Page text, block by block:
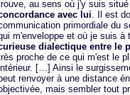
au sens où j'y suis
avec lui. Il est
primordiale du
m'enveloppe et où je suis à
dialectique entre le
proche de ce qui m'est le
[…] Ainsi le
renvoyer à une distance
mais sembler tout